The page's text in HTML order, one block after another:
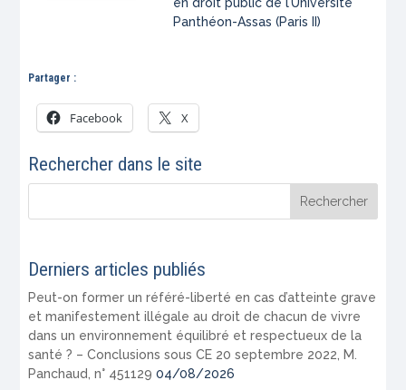
en droit public de l’Université
Panthéon-Assas (Paris II)
Partager :
Facebook X
Rechercher dans le site
Derniers articles publiés
Peut-on former un référé-liberté en cas d’atteinte grave
et manifestement illégale au droit de chacun de vivre
dans un environnement équilibré et respectueux de la
santé ? – Conclusions sous CE 20 septembre 2022, M.
Panchaud, n° 451129 04/08/2026